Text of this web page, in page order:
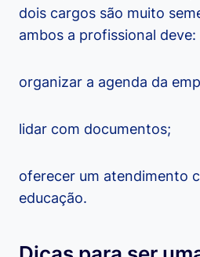
dois cargos são muito
ambos a profissional deve:
organizar a agenda da
lidar com documentos;
oferecer um atendimento
educação.